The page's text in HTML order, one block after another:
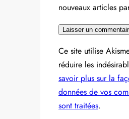
nouveaux articles
Ce site utilise
réduire les
savoir plus sur la
données de vos
sont traitées.